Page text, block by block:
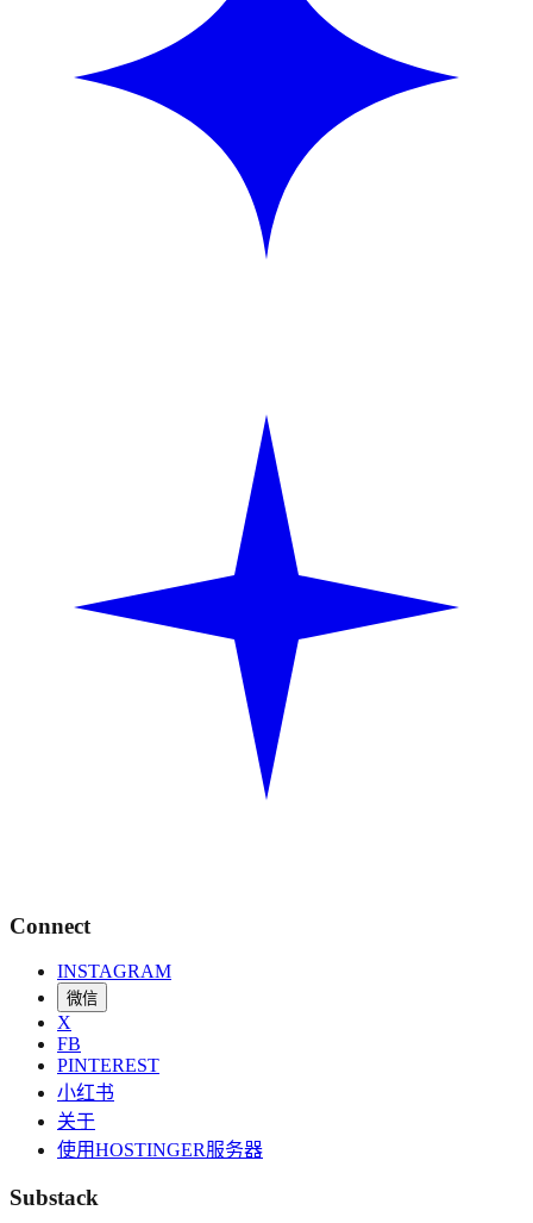
Connect
INSTAGRAM
微信
X
FB
PINTEREST
小红书
关于
使用HOSTINGER服务器
Substack